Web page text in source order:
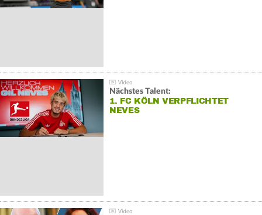
Nächstes Talent:
1. FC KÖLN VERPFLICHTET
NEVES